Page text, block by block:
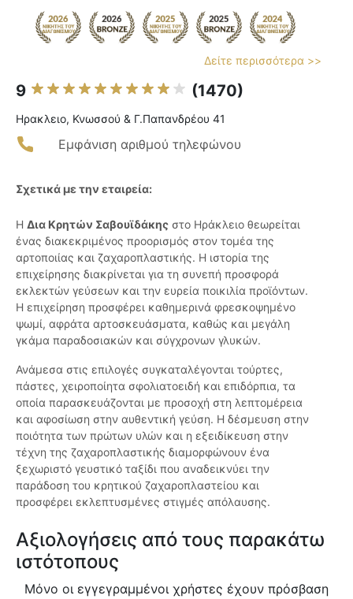
Δείτε περισσότερα >>
9 (1470)
Ηρακλειο, Κνωσσού & Γ.Παπανδρέου 41
Εμφάνιση αριθμού τηλεφώνου
Σχετικά με την εταιρεία:
Η Δια Κρητών Σαβουϊδάκης στο Ηράκλειο θεωρείται
ένας διακεκριμένος προορισμός στον τομέα της
αρτοποιίας και ζαχαροπλαστικής. Η ιστορία της
επιχείρησης διακρίνεται για τη συνεπή προσφορά
εκλεκτών γεύσεων και την ευρεία ποικιλία προϊόντων.
Η επιχείρηση προσφέρει καθημερινά φρεσκοψημένο
ψωμί, αφράτα αρτοσκευάσματα, καθώς και μεγάλη
γκάμα παραδοσιακών και σύγχρονων γλυκών.
Ανάμεσα στις επιλογές συγκαταλέγονται τούρτες,
πάστες, χειροποίητα σφολιατοειδή και επιδόρπια, τα
οποία παρασκευάζονται με προσοχή στη λεπτομέρεια
και αφοσίωση στην αυθεντική γεύση. Η δέσμευση στην
ποιότητα των πρώτων υλών και η εξειδίκευση στην
τέχνη της ζαχαροπλαστικής διαμορφώνουν ένα
ξεχωριστό γευστικό ταξίδι που αναδεικνύει την
παράδοση του κρητικού ζαχαροπλαστείου και
προσφέρει εκλεπτυσμένες στιγμές απόλαυσης.
Αξιολογήσεις από τους παρακάτω
ιστότοπους
Μόνο οι εγγεγραμμένοι χρήστες έχουν πρόσβαση